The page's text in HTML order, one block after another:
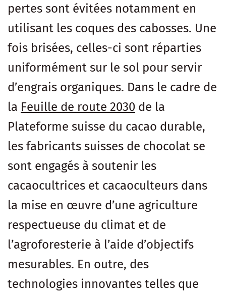
pertes sont évitées notamment en
utilisant les coques des cabosses. Une
fois brisées, celles-ci sont réparties
uniformément sur le sol pour servir
d’engrais organiques. Dans le cadre de
la Feuille de route 2030 de la
Plateforme suisse du cacao durable,
les fabricants suisses de chocolat se
sont engagés à soutenir les
cacaocultrices et cacaoculteurs dans
la mise en œuvre d’une agriculture
respectueuse du climat et de
l’agroforesterie à l’aide d’objectifs
mesurables. En outre, des
technologies innovantes telles que